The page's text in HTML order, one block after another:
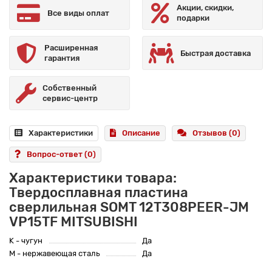
Все виды оплат
Акции, скидки,
подарки
Расширенная
гарантия
Быстрая доставка
Собственный
сервис-центр
Характеристики Описание Отзывов (0)
Вопрос-ответ (0)
Характеристики товара:
Твердосплавная пластина
сверлильная SOMT 12T308PEER-JM
VP15TF MITSUBISHI
K - чугун
Да
M - нержавеющая сталь
Да